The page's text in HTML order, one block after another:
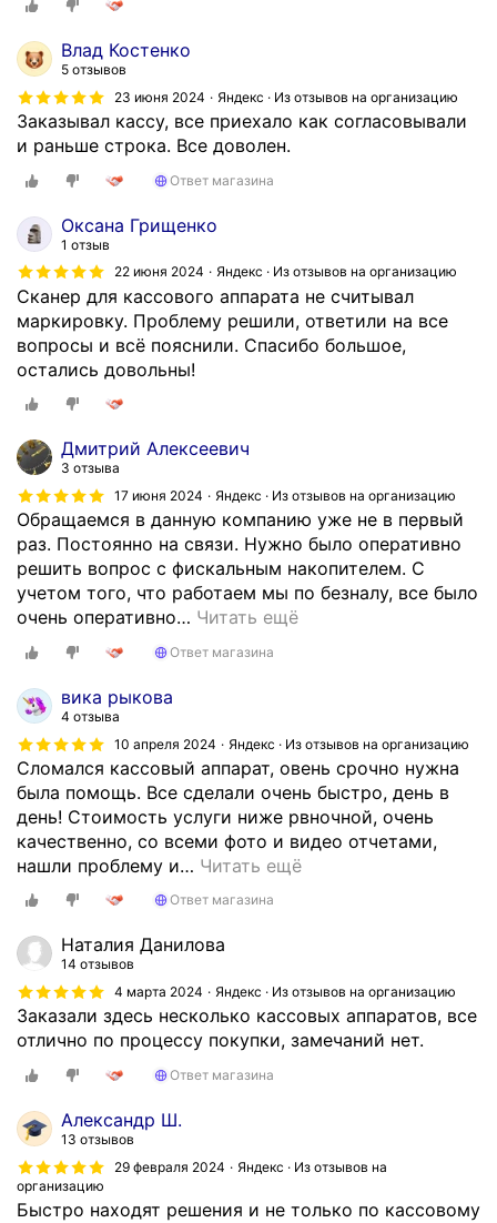
Влад Костенко
5 отзывов
23 июня 2024
Яндекс · Из отзывов на организацию
Заказывал кассу, все приехало как согласовывали
и раньше строка. Все доволен.
Ответ магазина
Оксана Грищенко
1 отзыв
22 июня 2024
Яндекс · Из отзывов на организацию
Сканер для кассового аппарата не считывал
маркировку. Проблему решили, ответили на все
вопросы и всё пояснили. Спасибо большое,
остались довольны!
Дмитрий Алексеевич
3 отзыва
17 июня 2024
Яндекс · Из отзывов на организацию
Обращаемся в данную компанию уже не в первый
раз. Постоянно на связи. Нужно было оперативно
решить вопрос с фискальным накопителем. С
учетом того, что работаем мы по безналу, все было
очень оперативно… Читать ещё
Ответ магазина
вика рыкова
4 отзыва
10 апреля 2024
Яндекс · Из отзывов на организацию
Сломался кассовый аппарат, овень срочно нужна
была помощь. Все сделали очень быстро, день в
день! Стоимость услуги ниже рвночной, очень
качественно, со всеми фото и видео отчетами,
нашли проблему и… Читать ещё
Ответ магазина
Наталия Данилова
14 отзывов
4 марта 2024
Яндекс · Из отзывов на организацию
Заказали здесь несколько кассовых аппаратов, все
отлично по процессу покупки, замечаний нет.
Ответ магазина
Александр Ш.
13 отзывов
29 февраля 2024
Яндекс · Из отзывов на
организацию
Быстро находят решения и не только по кассовому